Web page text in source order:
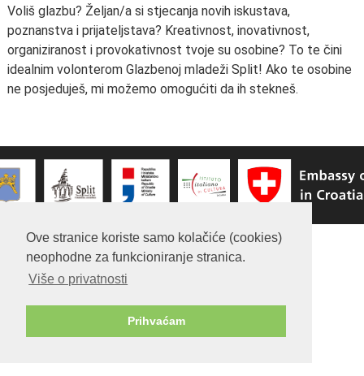
Ove stranice koriste samo kolačiće (cookies)
neophodne za funkcioniranje stranica.
Više o privatnosti
Prihvaćam
Voliš glazbu? Željan/a si stjecanja novih iskustava,
poznanstva i prijateljstava? Kreativnost, inovativnost,
organiziranost i provokativnost tvoje su osobine? To te čini
idealnim volonterom Glazbenoj mladeži Split! Ako te osobine
ne posjeduješ, mi možemo omogućiti da ih stekneš.